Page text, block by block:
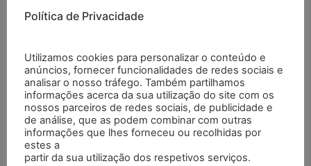
Italiano, Francês, GermanMovement
Especificação:
Tipo De Cartão SIM:Cartão Micro SIM
Freqüência:GSM 850/900/1800/1900 MHz
Memória externa: Cartão do TF da Sustentação
até 32GB
Display:1.56 polegadas TFT LCD, 240*240 pixels
Câmera: 0.3M
Bateria: 380 mAh
Política de Privacidade
Utilizamos cookies para personalizar o conteúdo e
anúncios, fornecer funcionalidades de redes sociais e
analisar o nosso tráfego. Também partilhamos
informações acerca da sua utilização do site com os
nossos parceiros de redes sociais, de publicidade e
de análise, que as podem combinar com outras
informações que lhes forneceu ou recolhidas por
estes a
partir da sua utilização dos respetivos serviços.